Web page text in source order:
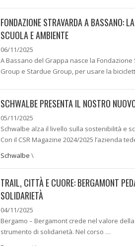
FONDAZIONE STRAVARDA A BASSANO:
SCUOLA E AMBIENTE
06/11/2025
A Bassano del Grappa nasce la
Group e Stardue Group, per usare la
SCHWALBE PRESENTA IL NOSTRO
05/11/2025
Schwalbe alza il livello sulla sostenibilità e
Con il CSR Magazine 2024/2025 l’azienda
Schwalbe \
TRAIL, CITTÀ E CUORE: BERGAMONT
SOLIDARIETÀ
04/11/2025
Bergamo – Bergamont crede nel valore
strumento di solidarietà. Nel corso …